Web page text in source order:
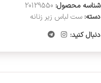
شناسه محصول: 20129550
دسته: ست لباس زیر زنانه
دنبال کنید: